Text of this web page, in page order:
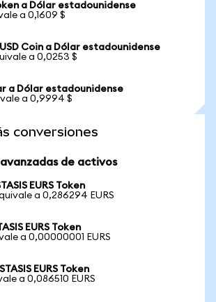
a Dólar estadounidense
a 0,1609 $
Coin a Dólar estadounidense
a 0,0253 $
a Dólar estadounidense
a 0,9994 $
conversiones
de activos
EURS Token
a 0,286294 EURS
EURS Token
a 0,00000001 EURS
EURS Token
a 0,086510 EURS